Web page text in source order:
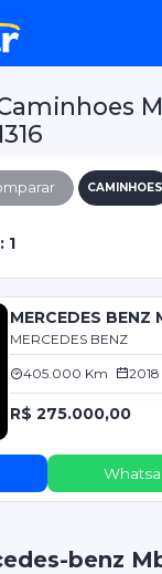
CAMINHOES
1
MERCEDES BENZ
MERCEDES BENZ
405.000 Km 2018
R$ 275.000,00
benz